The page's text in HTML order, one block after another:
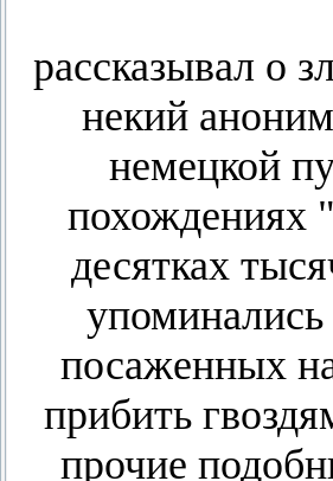
рассказывал о
некий
немецкой
похождениях
десятках
посаженных
прибить
прочие